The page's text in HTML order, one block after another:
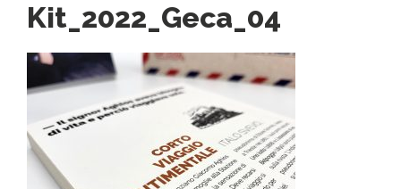
Kit_2022_Geca_04